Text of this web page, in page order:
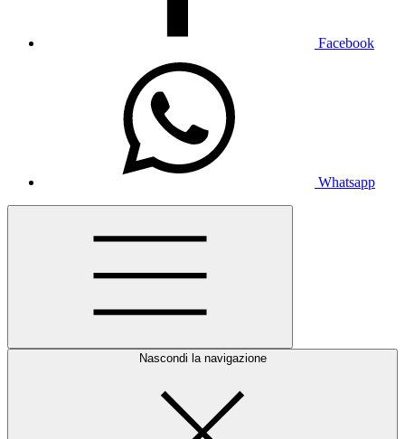
Facebook
Whatsapp
Nascondi la navigazione